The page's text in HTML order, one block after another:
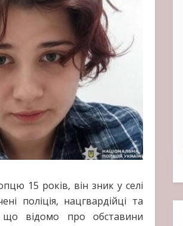
15 років, він зник у селі
поліція, нацгвардійці та
що відомо про обставини